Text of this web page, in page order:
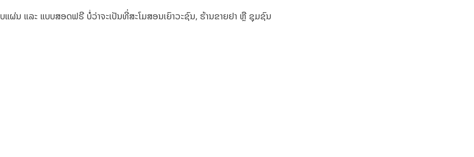
ບແຜ່ນ ແລະ ແບບສອດຟຣີ ບໍ່ວ່າຈະເປັນທີ່ສະໂມສອນເຍົາວະຊົນ, ຮ້ານຂາຍຢາ ຫຼື ຊຸມຊົນ